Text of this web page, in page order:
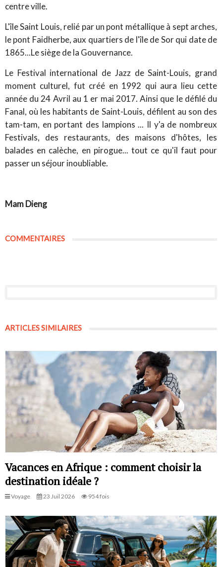
centre ville.
L'île Saint Louis, relié par un pont métallique à sept arches,
le pont Faidherbe, aux quartiers de l'île de Sor qui date de
1865...Le siège de la Gouvernance.
Le Festival international de Jazz de Saint-Louis, grand
moment culturel, fut créé en 1992 qui aura lieu cette
année du 24 Avril au 1 er mai 2017. Ainsi que le défilé du
Fanal, où les habitants de Saint-Louis, défilent au son des
tam-tam, en portant des lampions ... Il y'a de nombreux
Festivals, des restaurants, des maisons d'hôtes, les
balades en calèche, en pirogue... tout ce qu'il faut pour
passer un séjour inoubliable.
Mam Dieng
COMMENTAIRES
ARTICLES SIMILAIRES
Vacances en Afrique : comment choisir la
destination idéale ?
Voyage 23 Juil 2026 954 fois